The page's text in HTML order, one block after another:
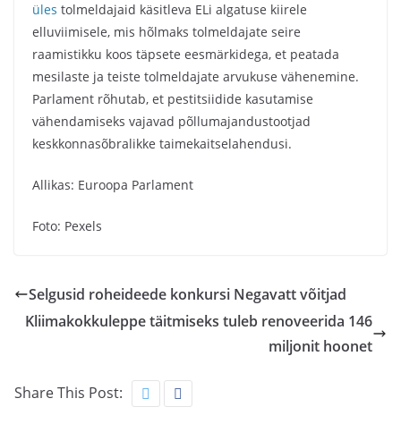
üles tolmeldajaid käsitleva ELi algatuse kiirele
elluviimisele, mis hõlmaks tolmeldajate seire
raamistikku koos täpsete eesmärkidega, et peatada
mesilaste ja teiste tolmeldajate arvukuse vähenemine.
Parlament rõhutab, et pestitsiidide kasutamise
vähendamiseks vajavad põllumajandustootjad
keskkonnasõbralikke taimekaitselahendusi.
Allikas: Euroopa Parlament
Foto: Pexels
Selgusid roheideede konkursi Negavatt võitjad
Kliimakokkuleppe täitmiseks tuleb renoveerida 146
miljonit hoonet
Share This Post: